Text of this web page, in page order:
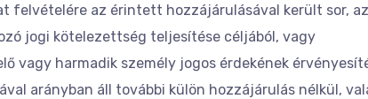
felvételére az érintett hozzájárulásával került sor,
jogi kötelezettség teljesítése céljából, vagy
vagy harmadik személy jogos érdekének
arányban áll további külön hozzájárulás nélkül,